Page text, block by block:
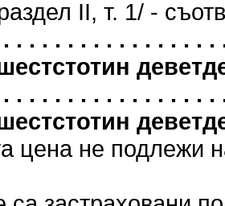
II, т. 1/ -
. . . . . . . . . . . . . . .
. . . . . . . . . . . . . . .
цена не подлежи